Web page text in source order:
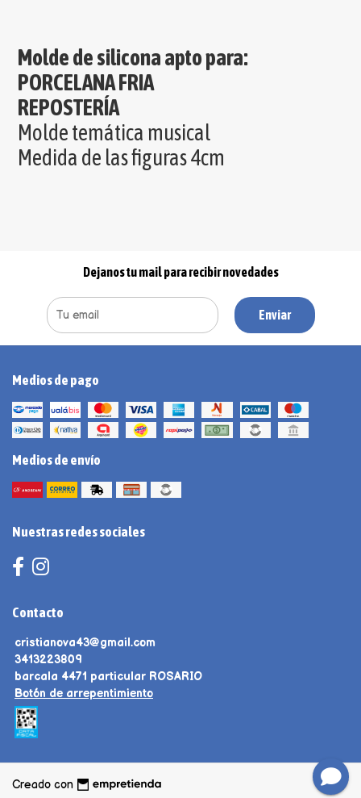
Molde de silicona apto para:
PORCELANA FRIA
REPOSTERÍA
Molde temática musical
Medida de las figuras 4cm
Dejanos tu mail para recibir novedades
Enviar
Medios de pago
Medios de envío
Nuestras redes sociales
Contacto
cristianova43@gmail.com
3413223809
barcala 4471 particular ROSARIO
Botón de arrepentimiento
Creado con